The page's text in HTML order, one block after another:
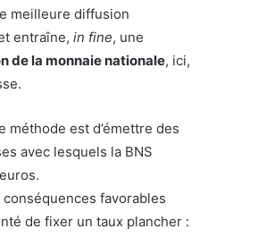
meilleure diffusion
entraîne, in fine, une
de la monnaie nationale, ici,
méthode est d’émettre des
avec lesquels la BNS
conséquences favorables
de fixer un taux plancher :